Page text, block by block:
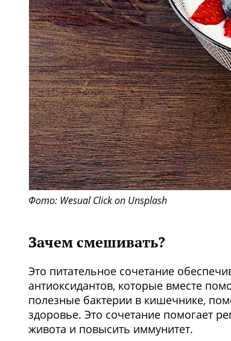
Фото: Wesual Click on Unsplash
Зачем смешивать?
Это питательное сочетание
антиоксидантов, которые вместе
полезные бактерии в кишечнике,
здоровье. Это сочетание помогает
живота и повысить иммунитет.